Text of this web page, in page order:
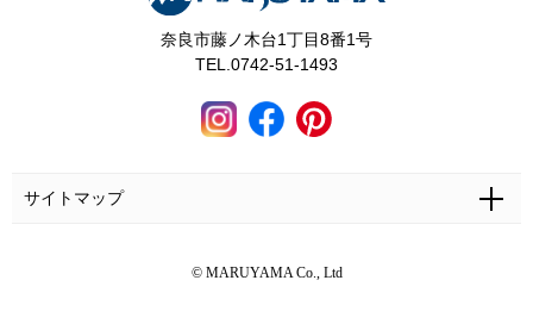
奈良市藤ノ木台1丁目8番1号
TEL.0742-51-1493
サイトマップ
© MARUYAMA Co., Ltd